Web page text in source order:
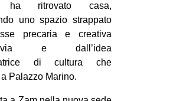
ha ritrovato casa,
uno spazio strappato
precaria e creativa
e dall’idea
di cultura che
Palazzo Marino.